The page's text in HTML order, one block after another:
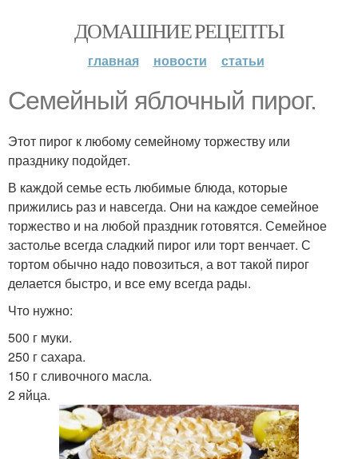
ДОМАШНИЕ РЕЦЕПТЫ
главная новости статьи
Семейный яблочный пирог.
Этот пирог к любому семейному торжеству или
празднику подойдет.
В каждой семье есть любимые блюда, которые
прижились раз и навсегда. Они на каждое семейное
торжество и на любой праздник готовятся. Семейное
застолье всегда сладкий пирог или торт венчает. С
тортом обычно надо повозиться, а вот такой пирог
делается быстро, и все ему всегда рады.
Что нужно:
500 г муки.
250 г сахара.
150 г сливочного масла.
2 яйца.